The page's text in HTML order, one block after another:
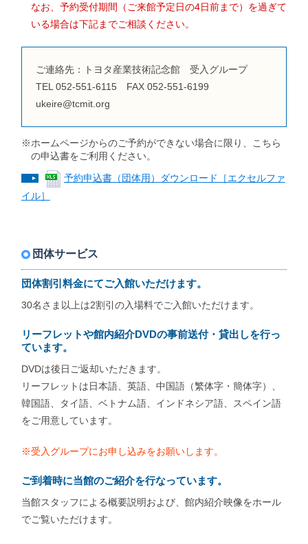
なお、予約受付期間（ご来館予定日の4日前まで）を過ぎて
いる場合は下記までご相談ください。
ご連絡先：トヨタ産業技術記念館 受入グループ
TEL 052-551-6115 FAX 052-551-6199
ukeire@tcmit.org
※ホームページからのご予約ができない場合に限り、こちら
の申込書をご利用ください。
予約申込書（団体用）ダウンロード［エクセルファ
イル］
団体サービス
団体割引料金にてご入館いただけます。
30名さま以上は2割引の入場料でご入館いただけます。
リーフレットや館内紹介DVDの事前送付・貸出しを行っ
ています。
DVDは後日ご返却いただきます。
リーフレットは日本語、英語、中国語（繁体字・簡体字）、
韓国語、タイ語、ベトナム語、インドネシア語、スペイン語
をご用意しています。
※受入グループにお申し込みをお願いします。
ご到着時に当館のご紹介を行なっています。
当館スタッフによる概要説明および、館内紹介映像をホール
でご覧いただけます。